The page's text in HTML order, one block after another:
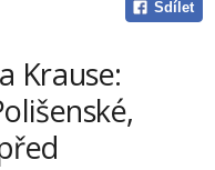
Sdílet
Krause: